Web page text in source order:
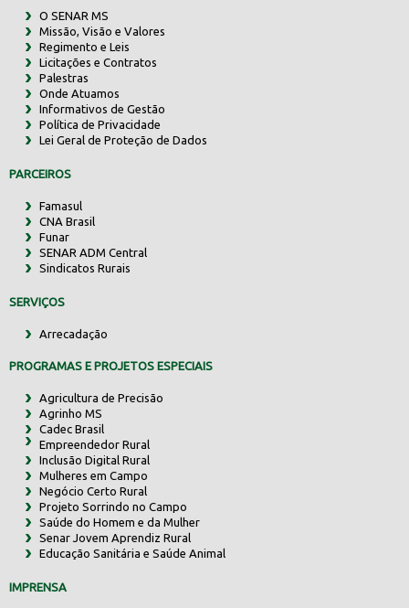
O SENAR MS
Missão, Visão e Valores
Regimento e Leis
Licitações e Contratos
Palestras
Onde Atuamos
Informativos de Gestão
Política de Privacidade
Lei Geral de Proteção de Dados
PARCEIROS
Famasul
CNA Brasil
Funar
SENAR ADM Central
Sindicatos Rurais
SERVIÇOS
Arrecadação
PROGRAMAS E PROJETOS ESPECIAIS
Agricultura de Precisão
Agrinho MS
Cadec Brasil
Empreendedor Rural
Inclusão Digital Rural
Mulheres em Campo
Negócio Certo Rural
Projeto Sorrindo no Campo
Saúde do Homem e da Mulher
Senar Jovem Aprendiz Rural
Educação Sanitária e Saúde Animal
IMPRENSA